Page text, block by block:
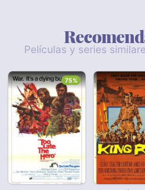
Películas y series
75%